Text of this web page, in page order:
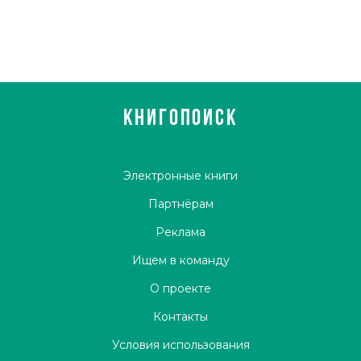
жизни. Он похоронен на Комаровском кладбище Санкт-
источник: википедияКНИГОПОИСК
Электронные книги
Партнёрам
Реклама
Ищем в команду
О проекте
Контакты
Условия использования